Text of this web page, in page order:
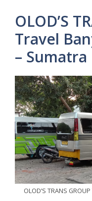
OLOD’S
Travel
– Sumatra
OLOD’S TRANS